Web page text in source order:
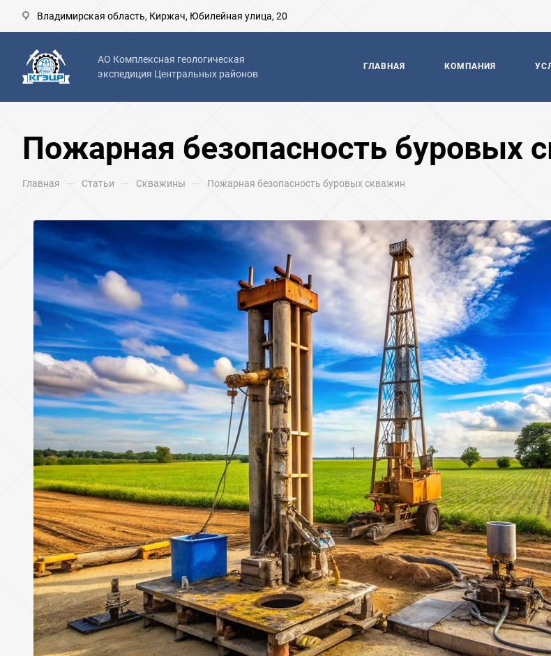
Владимирская область, Киржач, Юбилейная улица, 20
АО Комплексная геологическая
экспедиция Центральных районов
ГЛАВНАЯ КОМПАНИЯ
Пожарная безопасность буровых
Главная — Статьи — Скважины — Пожарная безопасность буровых скважин